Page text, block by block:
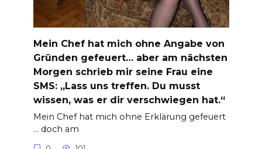
Mein Chef hat mich ohne Angabe von
Gründen gefeuert… aber am nächsten
Morgen schrieb mir seine Frau eine
SMS: „Lass uns treffen. Du musst
wissen, was er dir verschwiegen hat.“
Mein Chef hat mich ohne Erklärung gefeuert
… doch am